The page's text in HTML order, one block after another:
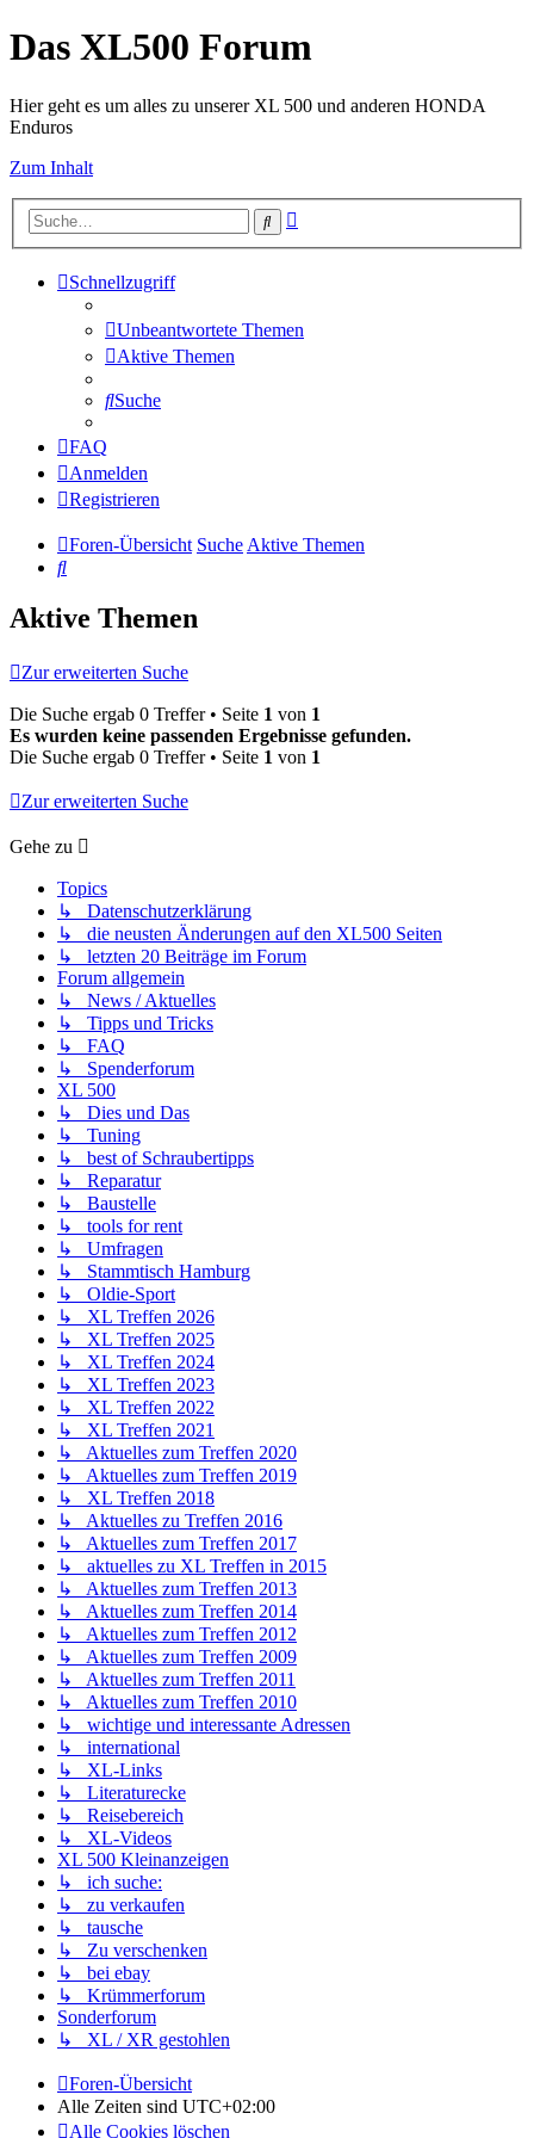
Das XL500 Forum
Hier geht es um alles zu unserer XL 500 und anderen HONDA
Enduros
Zum Inhalt
Suche
Schnellzugriff
Unbeantwortete Themen
Aktive Themen
Suche
FAQ
Anmelden
Registrieren
Foren-Übersicht SucheAktive Themen
Suche
Aktive Themen
Zur erweiterten Suche
Die Suche ergab 0 Treffer • Seite 1 von 1
Es wurden keine passenden Ergebnisse gefunden.
Die Suche ergab 0 Treffer • Seite 1 von 1
Zur erweiterten Suche
Gehe zu
Topics
↳ Datenschutzerklärung
↳ die neusten Änderungen auf den XL500 Seiten
↳ letzten 20 Beiträge im Forum
Forum allgemein
↳ News / Aktuelles
↳ Tipps und Tricks
↳ FAQ
↳ Spenderforum
XL 500
↳ Dies und Das
↳ Tuning
↳ best of Schraubertipps
↳ Reparatur
↳ Baustelle
↳ tools for rent
↳ Umfragen
↳ Stammtisch Hamburg
↳ Oldie-Sport
↳ XL Treffen 2026
↳ XL Treffen 2025
↳ XL Treffen 2024
↳ XL Treffen 2023
↳ XL Treffen 2022
↳ XL Treffen 2021
↳ Aktuelles zum Treffen 2020
↳ Aktuelles zum Treffen 2019
↳ XL Treffen 2018
↳ Aktuelles zu Treffen 2016
↳ Aktuelles zum Treffen 2017
↳ aktuelles zu XL Treffen in 2015
↳ Aktuelles zum Treffen 2013
↳ Aktuelles zum Treffen 2014
↳ Aktuelles zum Treffen 2012
↳ Aktuelles zum Treffen 2009
↳ Aktuelles zum Treffen 2011
↳ Aktuelles zum Treffen 2010
↳ wichtige und interessante Adressen
↳ international
↳ XL-Links
↳ Literaturecke
↳ Reisebereich
↳ XL-Videos
XL 500 Kleinanzeigen
↳ ich suche:
↳ zu verkaufen
↳ tausche
↳ Zu verschenken
↳ bei ebay
↳ Krümmerforum
Sonderforum
↳ XL / XR gestohlen
Foren-Übersicht
Alle Zeiten sind UTC+02:00
Alle Cookies löschen